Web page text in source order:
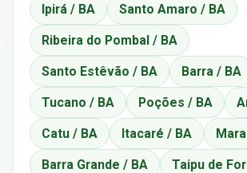
Ipirá / BA Santo Amaro / BA
Ribeira do Pombal / BA
Santo Estêvão / BA Barra / BA
Tucano / BA Poções / BA
Catu / BA Itacaré / BA
Barra Grande / BA Taipu de